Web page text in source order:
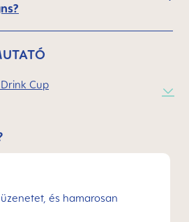
Cup
és hamarosan